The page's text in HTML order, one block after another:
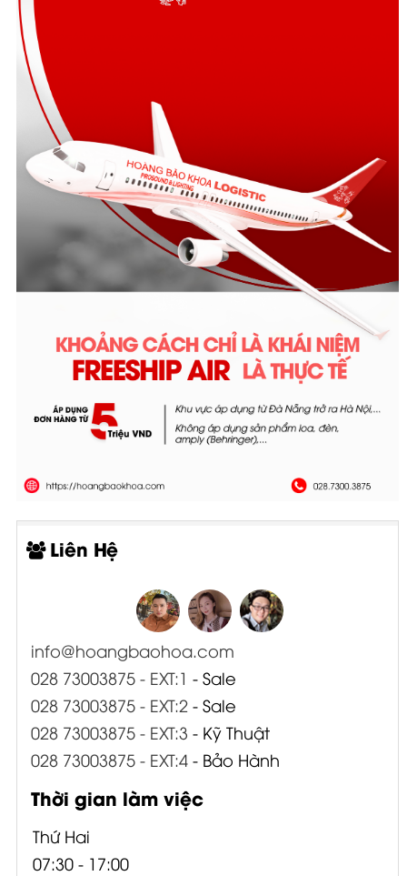
Liên Hệ
info@hoangbaohoa.com
028 73003875 - EXT:1 - Sale
028 73003875 - EXT:2- Sale
028 73003875 - EXT:3 - Kỹ Thuật
028 73003875 - EXT:4- Bảo Hành
Thời gian làm việc
Thứ Hai
07:30 - 17:00